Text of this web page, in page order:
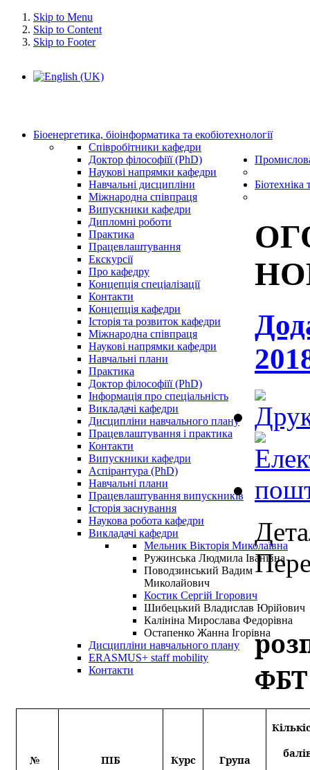
Skip to Menu
Skip to Content
Skip to Footer
Біоенергетика, біоінформатика та екобіотехнології
Співробітники кафедри
Доктор філософіїї (PhD)
Наукові напрямки кафедри
Навчальні дисципліни
Міжнародна співпраця
Випускники кафедри
Дипломні роботи
Практика
Працевлаштування
Екскурсії
Про кафедру
Концепція спеціалізації
Контакти
Концепція кафедри
Історія та розвиток кафедри
Міжнародна співпраця
Наукові напрямки кафедри
Навчальні плани
Практика
Доктор філософіїї (PhD)
Інформація про спеціальність
Викладачі кафедри
Дисципліни навчального плану
Працевлаштування і практика
Контакти
Біотехніка
Випускники кафедри
Аспірантура (PhD)
Навчальні плани
Працевлаштування випускників
Історія заснування
Наукова робота кафедри
Викладачі кафедри
Мельник Вікторія Миколаївна
Ружинська Людмила Іванівна
Поводзинський Вадим
Миколайович
Костик Сергій Ігорович
Шибецький Владислав Юрійович
Калініна Мирослава Федорівна
Остапенко Жанна Ігорівна
Дисципліни навчального плану
ERASMUS+ staff mobility
Контакти
ФБТ
№ ПІБ Курс Група